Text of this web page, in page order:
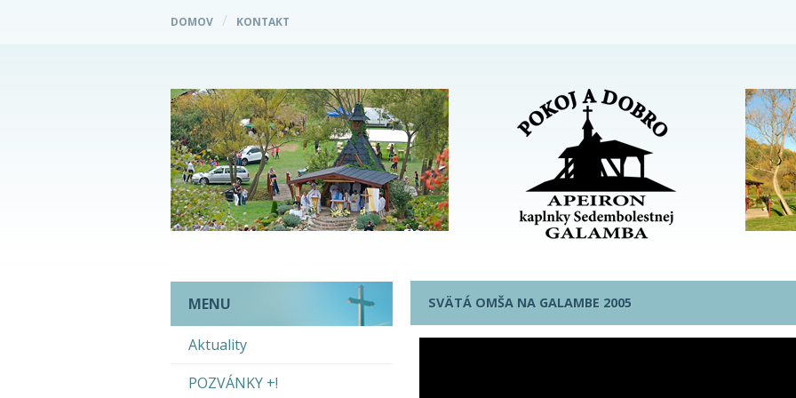
DOMOV KONTAKT
MENU
Aktuality
POZVÁNKY +!
SVÄTÁ OMŠA NA GALAMBE 2005